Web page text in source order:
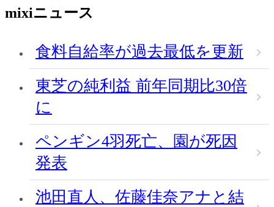
mixiニュース
食料自給率が過去最低を更新
東芝の純利益 前年同期比30倍
に
ペンギン4羽死亡、園が死因
発表
池田直人、佐藤佳奈アナと結